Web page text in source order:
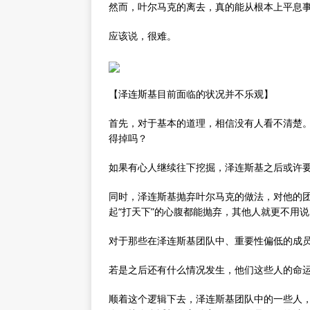
然而，叶尔马克的离去，真的能从根本上平息
应该说，很难。
【泽连斯基目前面临的状况并不乐观】
首先，对于基本的道理，相信没有人看不清楚
得掉吗？
如果有心人继续往下挖掘，泽连斯基之后或许
同时，泽连斯基抛弃叶尔马克的做法，对他的
起“打天下”的心腹都能抛弃，其他人就更不用
对于那些在泽连斯基团队中、重要性偏低的成
若是之后还有什么情况发生，他们这些人的命
顺着这个逻辑下去，泽连斯基团队中的一些人